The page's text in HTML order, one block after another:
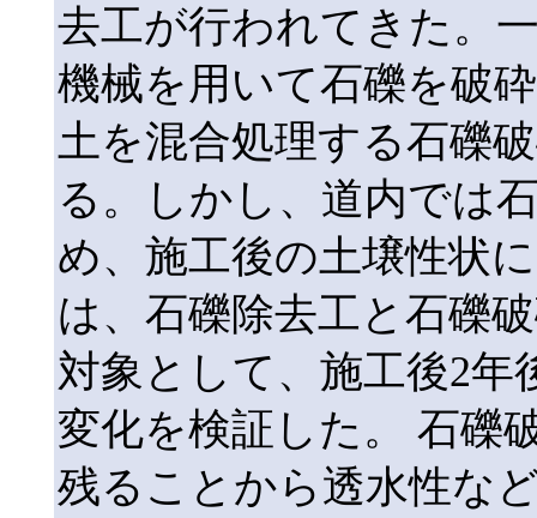
去工が行われてきた。
機械を用いて石礫を破
土を混合処理する石礫
る。しかし、道内では
め、施工後の土壌性状
は、石礫除去工と石礫
対象として、施工後2年
変化を検証した。 石礫
残ることから透水性な